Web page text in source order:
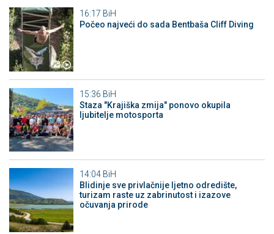
16:17 BiH
Počeo najveći do sada Bentbaša Cliff Diving
15:36 BiH
Staza "Krajiška zmija" ponovo okupila
ljubitelje motosporta
14:04 BiH
Blidinje sve privlačnije ljetno odredište,
turizam raste uz zabrinutost i izazove
očuvanja prirode